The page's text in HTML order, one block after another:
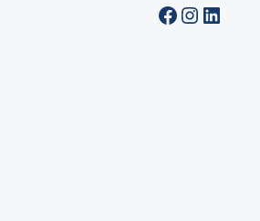
Facebook